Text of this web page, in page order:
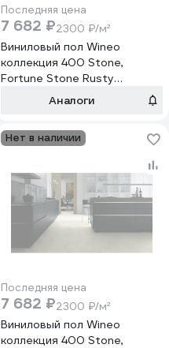
Последняя цена
7 682 ₽2300 ₽/м²
Виниловый пол Wineo
коллекция 400 Stone,
Fortune Stone Rusty
Аналоги
Нет в наличии
Последняя цена
7 682 ₽2300 ₽/м²
Виниловый пол Wineo
коллекция 400 Stone,